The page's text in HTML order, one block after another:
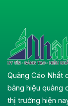
Quảng Cáo Nhất
bảng hiệu quảng
thị trường hiện